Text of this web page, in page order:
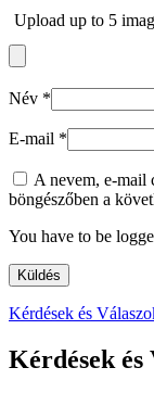
Upload up to 5
Név *
E-mail *
A nevem, e-mail
böngészőben a
You have to be
Kérdések és
Kérdések és